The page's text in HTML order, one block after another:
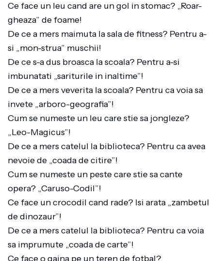
Ce face un leu cand are un gol in stomac? „Roar-
gheaza” de foame!
De ce a mers maimuta la sala de fitness? Pentru a-
si „mon-strua” muschii!
De ce s-a dus broasca la scoala? Pentru a-si
imbunatati „sariturile in inaltime”!
De ce a mers veverita la scoala? Pentru ca voia sa
invete „arboro-geografia”!
Cum se numeste un leu care stie sa jongleze?
„Leo-Magicus”!
De ce a mers catelul la biblioteca? Pentru ca avea
nevoie de „coada de citire”!
Cum se numeste un peste care stie sa cante
opera? „Caruso-Codil”!
Ce face un crocodil cand rade? Isi arata „zambetul
de dinozaur”!
De ce a mers catelul la biblioteca? Pentru ca voia
sa imprumute „coada de carte”!
Ce face o gaina pe un teren de fotbal?